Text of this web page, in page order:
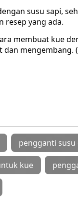
susu sapi,
resep yang ada.
membuat kue
mengembang.
pengganti
kue